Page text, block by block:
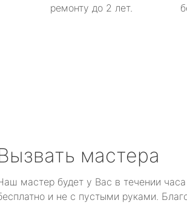
ремонту до 2 лет.
мастера
мастер будет у Вас в течении
и не с пустыми руками.